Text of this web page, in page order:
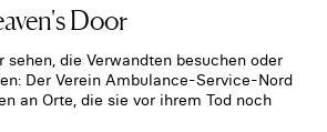
Door
sehen, die Verwandten besuchen oder
Der Verein Ambulance-Service-Nord
an Orte, die sie vor ihrem Tod noch